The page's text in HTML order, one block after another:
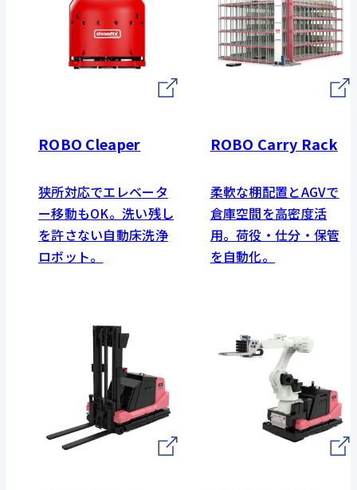
ROBO Cleaper
狭所対応でエレベータ
ー移動もOK。洗い残し
を許さない自動床洗浄
ロボット。
ROBO Carry Rack
柔軟な棚配置とAGVで
倉庫空間を高密度活
用。荷役・仕分・保管
を自動化。